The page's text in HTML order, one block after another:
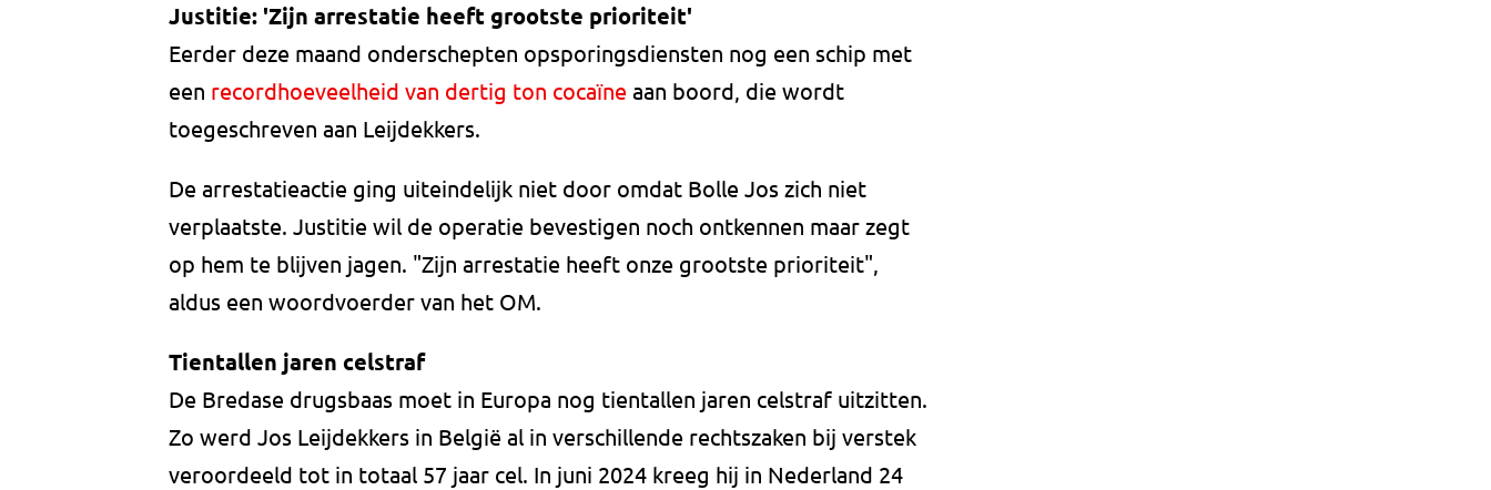
Justitie: 'Zijn arrestatie heeft grootste prioriteit'
Eerder deze maand onderschepten opsporingsdiensten nog een schip met
een recordhoeveelheid van dertig ton cocaïne aan boord, die wordt
toegeschreven aan Leijdekkers.
De arrestatieactie ging uiteindelijk niet door omdat Bolle Jos zich niet
verplaatste. Justitie wil de operatie bevestigen noch ontkennen maar zegt
op hem te blijven jagen. "Zijn arrestatie heeft onze grootste prioriteit",
aldus een woordvoerder van het OM.
Tientallen jaren celstraf
De Bredase drugsbaas moet in Europa nog tientallen jaren celstraf uitzitten.
Zo werd Jos Leijdekkers in België al in verschillende rechtszaken bij verstek
veroordeeld tot in totaal 57 jaar cel. In juni 2024 kreeg hij in Nederland 24